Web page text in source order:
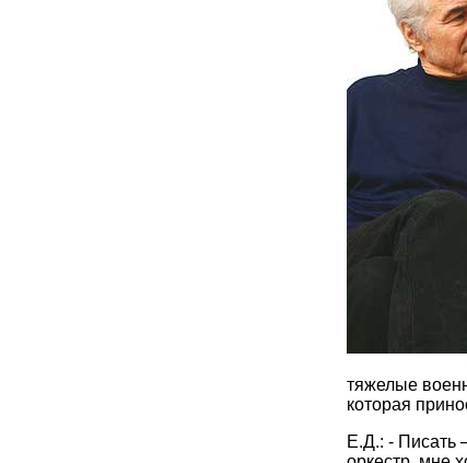
тяжелые
которая
Е.Д.: - Писать